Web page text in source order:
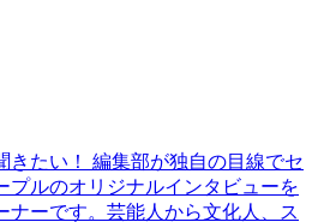
きたい！ 編集部が独自の目線でセ
プルのオリジナルインタビューを
ナーです。芸能人から文化人、ス